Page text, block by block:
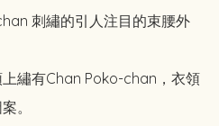
刺繡的引人注目的束腰外
上繡有Chan Poko-chan，衣領
。